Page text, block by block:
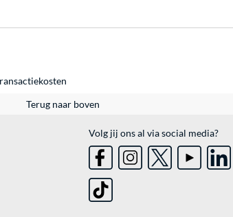
Terug naar boven
Volg jij ons al via social media?